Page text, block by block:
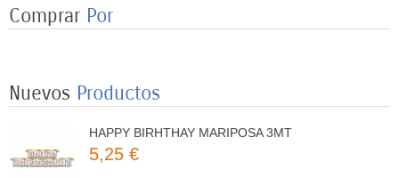
Comprar Por
Nuevos Productos
8 VASOS MARIPOSAS COLORES 250ML
5,25 €